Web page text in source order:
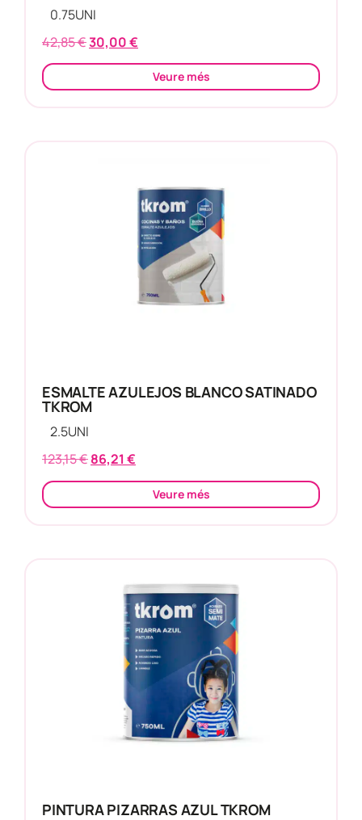
0.75UNI
42,85€30,00€
Veure més
ESMALTE AZULEJOS BLANCO SATINADO
TKROM
2.5UNI
123,15€86,21 €
Veure més
PINTURA PIZARRAS AZUL TKROM